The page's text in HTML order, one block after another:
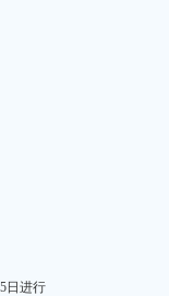
日进行